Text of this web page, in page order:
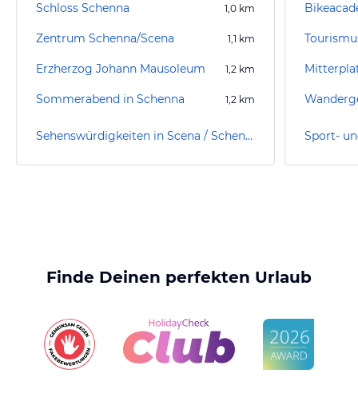
Schloss Schenna 1,0 km
Zentrum Schenna/Scena 1,1 km
Erzherzog Johann Mausoleum 1,2 km
Sommerabend in Schenna 1,2 km
Sehenswürdigkeiten in Scena / Schenna
Finde Deinen perfekten Urlaub